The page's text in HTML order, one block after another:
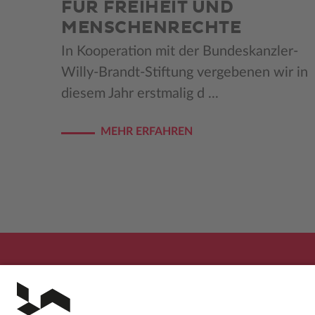
FÜR FREIHEIT UND
MENSCHENRECHTE
In Kooperation mit der Bundeskanzler-
Willy-Brandt-Stiftung vergebenen wir in
diesem Jahr erstmalig d ...
MEHR ERFAHREN